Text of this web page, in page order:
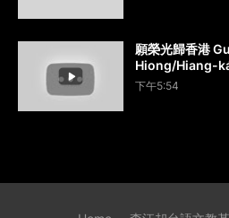
願榮光歸香港
Hiong/Hiang-
下午5:54